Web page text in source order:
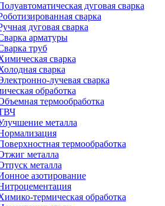
дуговая сварка
сварка
дуговая сварка
арматуры
труб
сварка
сварка
лучевая сварка
обработка
термообработка
металла
термообработка
металла
металла
азотирование
термическая обработка